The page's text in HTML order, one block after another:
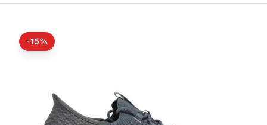
-15%